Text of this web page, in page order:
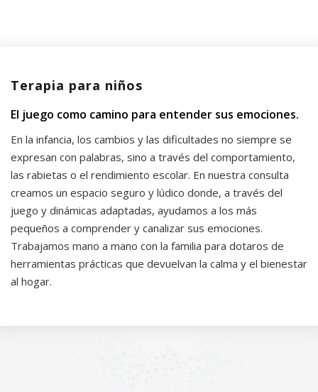
Terapia para niños
El juego como camino para entender sus emociones.
En la infancia, los cambios y las dificultades no siempre se
expresan con palabras, sino a través del comportamiento,
las rabietas o el rendimiento escolar. En nuestra consulta
creamos un espacio seguro y lúdico donde, a través del
juego y dinámicas adaptadas, ayudamos a los más
pequeños a comprender y canalizar sus emociones.
Trabajamos mano a mano con la familia para dotaros de
herramientas prácticas que devuelvan la calma y el bienestar
al hogar.